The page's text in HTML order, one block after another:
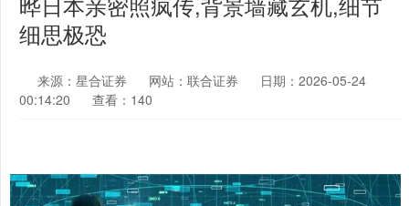
细思极恐
来源：星合证券 网站：联合证券
日期：2026-05-24
00:14:20
查看：140